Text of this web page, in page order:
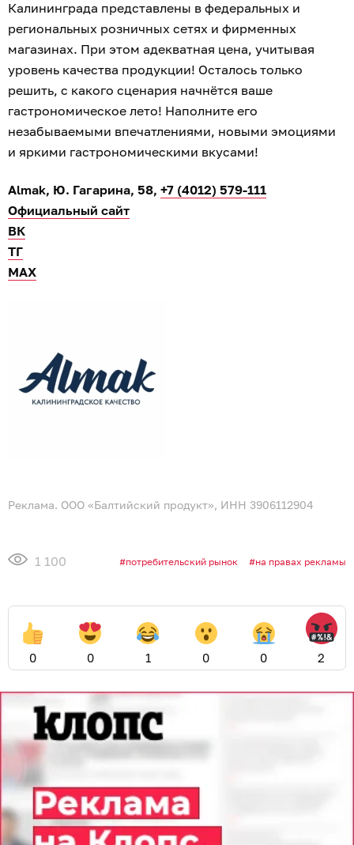
Калининграда представлены в федеральных и
региональных розничных сетях и фирменных
магазинах. При этом адекватная цена, учитывая
уровень качества продукции! Осталось только
решить, с какого сценария начнётся ваше
гастрономическое лето! Наполните его
незабываемыми впечатлениями, новыми эмоциями
и яркими гастрономическими вкусами!
Almak, Ю. Гагарина, 58, +7 (4012) 579-111
Официальный сайт
ВК
ТГ
МАХ
Реклама. ООО «Балтийский продукт», ИНН 3906112904
1 100 потребительский рынок на правах рекламы
0 0 1 0 0 2